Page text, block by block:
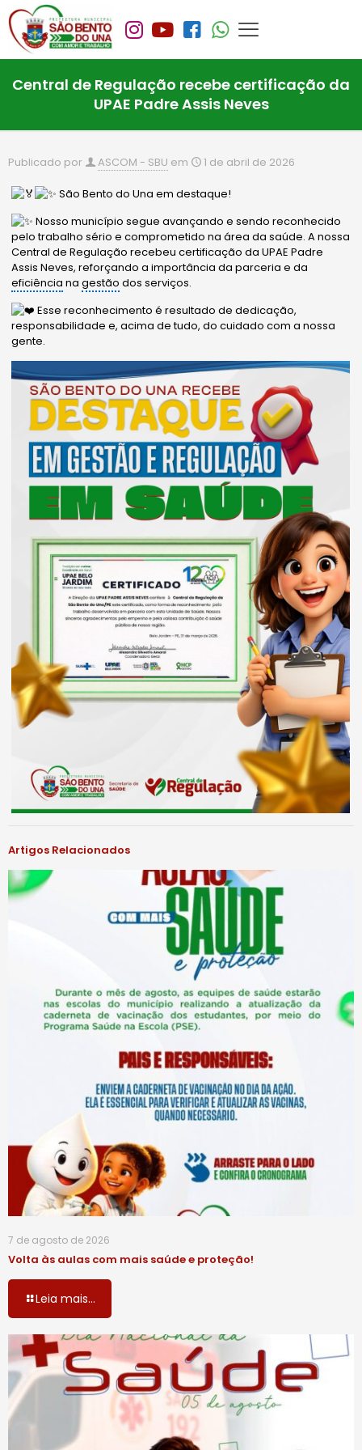
Central de Regulação recebe certificação da
UPAE Padre Assis Neves
Publicado por ASCOM - SBU em 1 de abril de 2026
São Bento do Una em destaque!
Nosso município segue avançando e sendo reconhecido
pelo trabalho sério e comprometido na área da saúde. A nossa
Central de Regulação recebeu certificação da UPAE Padre
Assis Neves, reforçando a importância da parceria e da
eficiência nagestão dos serviços.
Esse reconhecimento é resultado de dedicação,
responsabilidade e, acima de tudo, do cuidado com a nossa
gente.
Artigos Relacionados
7 de agosto de 2026
Volta às aulas com mais saúde e proteção!
Leia mais...